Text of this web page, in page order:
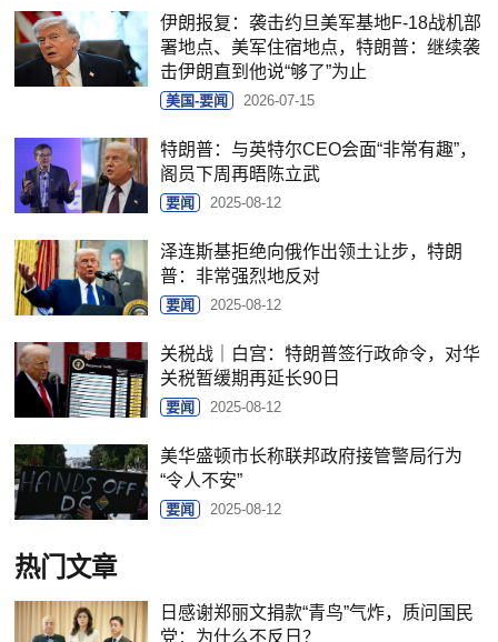
伊朗报复：袭击约旦美军基地F-18战机部
署地点、美军住宿地点，特朗普：继续袭
击伊朗直到他说“够了”为止
美国-要闻 2026-07-15
特朗普：与英特尔CEO会面“非常有趣”，
阁员下周再晤陈立武
要闻 2025-08-12
泽连斯基拒绝向俄作出领土让步，特朗
普：非常强烈地反对
要闻 2025-08-12
关税战｜白宫：特朗普签行政命令，对华
关税暂缓期再延长90日
要闻 2025-08-12
美华盛顿市长称联邦政府接管警局行为
“令人不安”
要闻 2025-08-12
热门文章
日感谢郑丽文捐款“青鸟”气炸，质问国民
党：为什么不反日？